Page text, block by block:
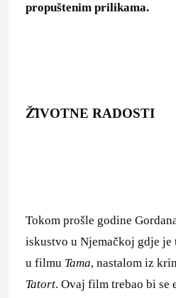
propuštenim prilikama.
ŽIVOTNE RADOSTI
Tokom prošle godine
iskustvo u Njemačkoj gdje je
u filmu Tama, nastalom iz
Tatort. Ovaj film trebao bi se